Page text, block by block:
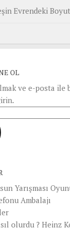
Evrendeki
OL
ve e-posta
Yarışması
Ambalajı
olurdu ? Heinz